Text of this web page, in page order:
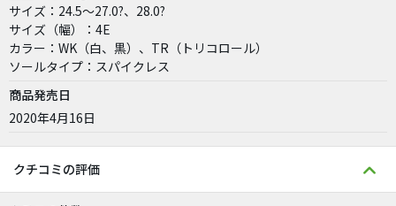
サイズ：24.5〜27.0?、28.0?
サイズ（幅）：4E
カラー：WK（白、黒）、TR（トリコロール）
ソールタイプ：スパイクレス
商品発売日
2020年4月16日
クチコミの評価